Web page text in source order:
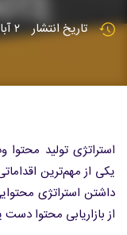
تاریخ انتشار ۲ آبان ۱۴۰۲
استراتژی تولید
یکی از مهم‌ترین
داشتن استراتژی
از بازاریابی محتوا